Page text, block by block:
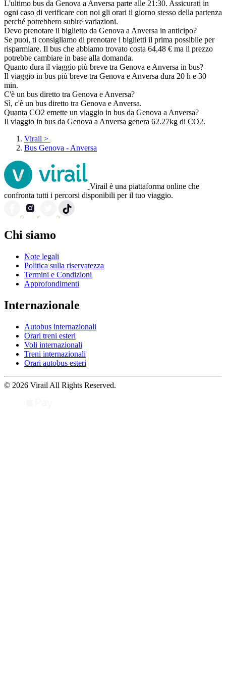
L'ultimo bus da Genova a Anversa parte alle 21:30. Assicurati in
ogni caso di verificare con noi gli orari il giorno stesso della partenza
perché potrebbero subire variazioni.
Devo prenotare il biglietto da Genova a Anversa in anticipo?
Se puoi, ti consigliamo di prenotare i biglietti il prima possibile per
risparmiare. Il bus che abbiamo trovato costa 64,48 € ma il prezzo
potrebbe cambiare in base alla domanda.
Quanto dura il viaggio più breve tra Genova e Anversa in bus?
Il viaggio in bus più breve tra Genova e Anversa dura 20 h e 30
min.
C'è un bus diretto tra Genova e Anversa?
Sì, c'è un bus diretto tra Genova e Anversa.
Quanta CO2 emette un viaggio in bus da Genova a Anversa?
Il viaggio in bus da Genova a Anversa genera 62.27kg di CO2.
Virail >
Bus Genova - Anversa
Virail è una piattaforma online che
confronta tutti i percorsi disponibili per il tuo viaggio.
Chi siamo
Note legali
Politica sulla riservatezza
Termini e Condizioni
Approfondimenti
Internazionale
Autobus internazionali
Orari treni esteri
Voli internazionali
Treni internazionali
Orari autobus esteri
© 2026 Virail All Rights Reserved.